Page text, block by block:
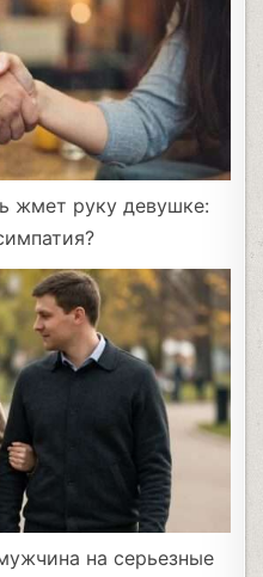
жмет руку девушке:
на серьезные